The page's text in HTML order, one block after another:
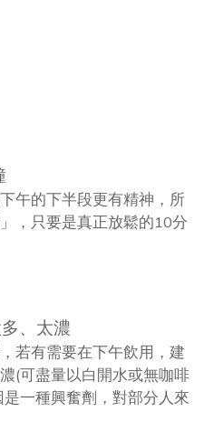
午的下半段更有精神，所
，只要是真正放鬆的10分
、太濃
若有需要在下午飲用，建
(可盡量以白開水或無咖啡
一種興奮劑，對部分人來